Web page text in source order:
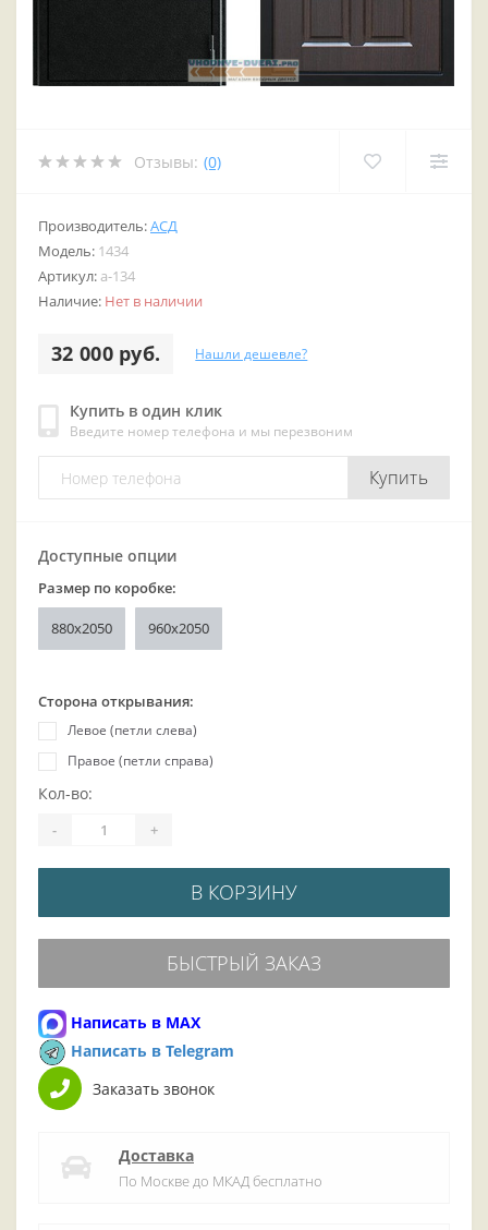
Отзывы: (0)
Производитель:АСД
Модель: 1434
Артикул: a-134
Наличие: Нет в наличии
32 000 руб. Нашли дешевле?
Купить в один клик
Введите номер телефона и мы перезвоним
Купить
Доступные опции
Размер по коробке:
880x2050 960x2050
Сторона открывания:
Левое (петли слева)
Правое (петли справа)
Кол-во:
- +
В КОРЗИНУ
БЫСТРЫЙ ЗАКАЗ
Написать в MAX
Написать в Telegram
Заказать звонок
Доставка
По Москве до МКАД бесплатно